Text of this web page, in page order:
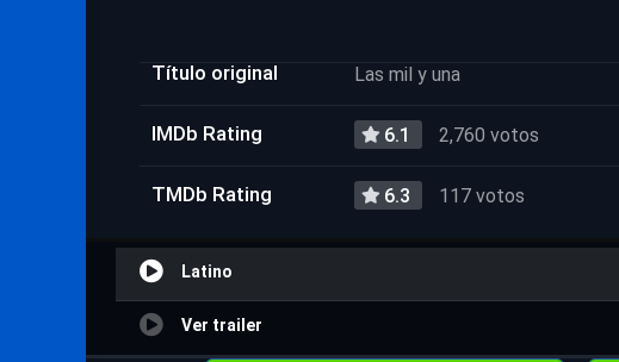
Título original Las mil y una
IMDb Rating 6.1 2,760 votos
TMDb Rating 6.3 117 votos
Latino
Ver trailer